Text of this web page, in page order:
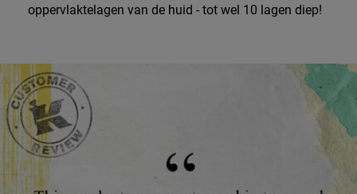
oppervlaktelagen van de huid - tot wel 10 lagen diep!
Review Image